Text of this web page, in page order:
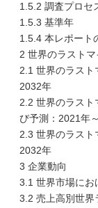
1.5.2 調査プロセ
1.5.3 基準年
1.5.4 本レポート
2 世界のラスト
2.1 世界のラス
2032年
2.2 世界のラスト
び予測：2021年
2.3 世界のラスト
2032年
3 企業動向
3.1 世界市場にお
3.2 売上高別世界